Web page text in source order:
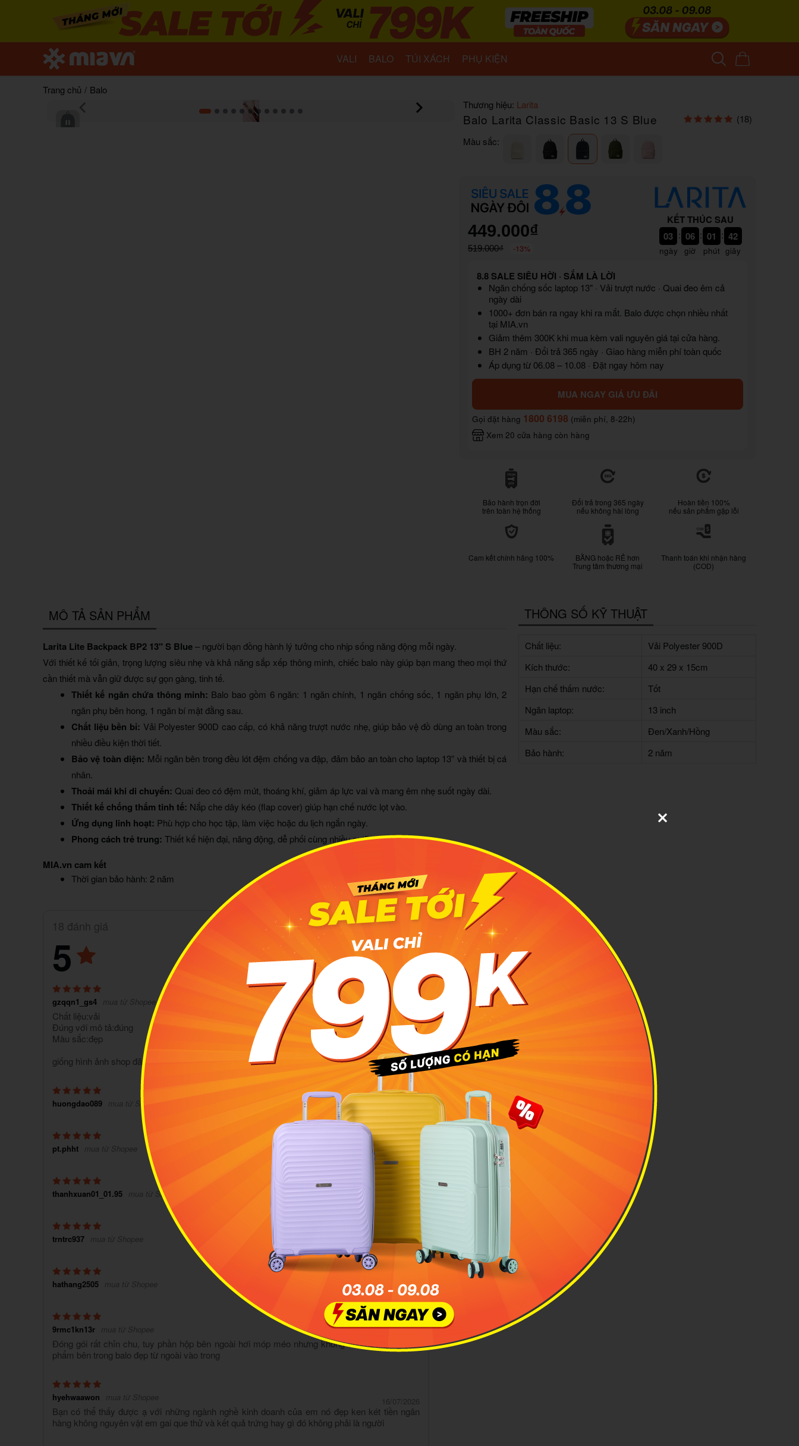
VALI BALO TÚI XÁCH PHỤ KIỆN
Trang chủ / Balo
Item
Thương hiệu: Larita
Balo Larita Classic Basic 13 S Blue
(18)
Màu sắc:
449.000₫
519.000₫ -13%
KẾT THÚC SAU
03
ngày
: 06
giờ
: 01
phút
: 41
giây
8.8 SALE SIÊU HỜI · SẮM LÀ LỜI
Ngăn chống sốc laptop 13" · Vải trượt nước · Quai đeo êm cả
ngày dài
1000+ đơn bán ra ngay khi ra mắt. Balo được chọn nhiều nhất
tại MIA.vn
Giảm thêm 300K khi mua kèm vali nguyên giá tại cửa hàng.
BH 2 năm · Đổi trả 365 ngày · Giao hàng miễn phí toàn quốc
Áp dụng từ 06.08 – 10.08 · Đặt ngay hôm nay
MUA NGAY GIÁ ƯU ĐÃI
Gọi đặt hàng 1800 6198 (miễn phí, 8-22h)
Xem 20 cửa hàng còn hàng
Bảo hành trọn đời
trên toàn hệ thống
Đổi trả trong 365 ngày
nếu không hài lòng
Hoàn tiền 100%
nếu sản phẩm gặp lỗi
Cam kết chính hãng 100%
BẰNG hoặc RẺ hơn
Trung tâm thương mại
Thanh toán khi nhận hàng
(COD)
MÔ TẢ SẢN PHẨM
Larita Lite Backpack BP2 13" S Blue– người bạn đồng hành lý tưởng cho nhịp sống năng động mỗi ngày.
Với thiết kế tối giản, trọng lượng siêu nhẹ và khả năng sắp xếp thông minh, chiếc balo này giúp bạn mang theo mọi thứ
cần thiết mà vẫn giữ được sự gọn gàng, tinh tế.
Thiết kế ngăn chứa thông minh: Balo bao gồm 6 ngăn: 1 ngăn chính, 1 ngăn chống sốc, 1 ngăn phụ lớn, 2
ngăn phụ bên hong, 1 ngăn bí mật đằng sau.
Chất liệu bền bỉ: Vải Polyester 900D cao cấp, có khả năng trượt nước nhẹ, giúp bảo vệ đồ dùng an toàn trong
nhiều điều kiện thời tiết.
Bảo vệ toàn diện: Mỗi ngăn bên trong đều lót đệm chống va đập, đảm bảo an toàn cho laptop 13” và thiết bị cá
nhân.
Thoải mái khi di chuyển: Quai đeo có đệm mút, thoáng khí, giảm áp lực vai và mang êm nhẹ suốt ngày dài.
Thiết kế chống thấm tinh tế: Nắp che dây kéo (flap cover) giúp hạn chế nước lọt vào.
Ứng dụng linh hoạt: Phù hợp cho học tập, làm việc hoặc du lịch ngắn ngày.
Phong cách trẻ trung: Thiết kế hiện đại, năng động, dễ phối cùng nhiều outfit thường ngày.
MIA.vn cam kết
Thời gian bảo hành: 2 năm
THÔNG SỐ KỸ THUẬT
Chất liệu:
Vải Polyester 900D
Kích thước:
40 x 29 x 15cm
Hạn chế thấm nước:
Tốt
Ngăn laptop:
13 inch
Màu sắc:
Đen/Xanh/Hồng
Bảo hành:
2 năm
18 đánh giá
5
gzqqn1_gs4 mua từ Shopee 28/07/2026
Chất liệu:vải
Đúng với mô tả:đúng
Màu sắc:đẹp
giống hình ảnh shop đăng balo nhiều ngăn quai đeo mềm êm
huongdao089 mua từ Shopee 27/07/2026
pt.phht mua từ Shopee 24/07/2026
thanhxuan01_01.95 mua từ Shopee 22/07/2026
trntrc937 mua từ Shopee 21/07/2026
hathang2505 mua từ Shopee 20/07/2026
9rmc1kn13r mua từ Shopee
Đóng gói rất chỉn chu, tuy phần hộp bên ngoài hơi móp méo nhưng không ảnh hưởng tới sản
phẩm bên trong balo đẹp từ ngoài vào trong
hyehwaawon mua từ Shopee 16/07/2026
Bạn có thể thấy được ạ với những ngành nghề kinh doanh của em nó đẹp ken két tiền ngân
hàng không nguyên vật em gai que thử và kết quả trứng hay gì đó không phải là người